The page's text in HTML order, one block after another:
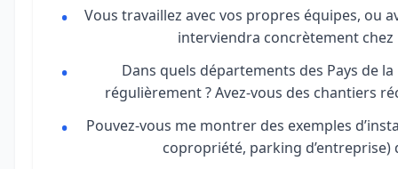
Vous travaillez avec vos propres équipes, ou
interviendra concrètement chez
Dans quels départements des Pays de
régulièrement ? Avez-vous des chantiers
Pouvez-vous me montrer des exemples
copropriété, parking d’entreprise)